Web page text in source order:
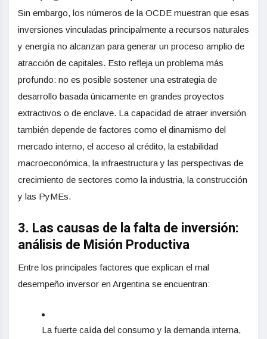
Sin embargo, los números de la OCDE muestran que esas
inversiones vinculadas principalmente a recursos naturales
y energía no alcanzan para generar un proceso amplio de
atracción de capitales. Esto refleja un problema más
profundo: no es posible sostener una estrategia de
desarrollo basada únicamente en grandes proyectos
extractivos o de enclave. La capacidad de atraer inversión
también depende de factores como el dinamismo del
mercado interno, el acceso al crédito, la estabilidad
macroeconómica, la infraestructura y las perspectivas de
crecimiento de sectores como la industria, la construcción
y las PyMEs.
3. Las causas de la falta de inversión:
análisis de Misión Productiva
Entre los principales factores que explican el mal
desempeño inversor en Argentina se encuentran:
La fuerte caída del consumo y la demanda interna,